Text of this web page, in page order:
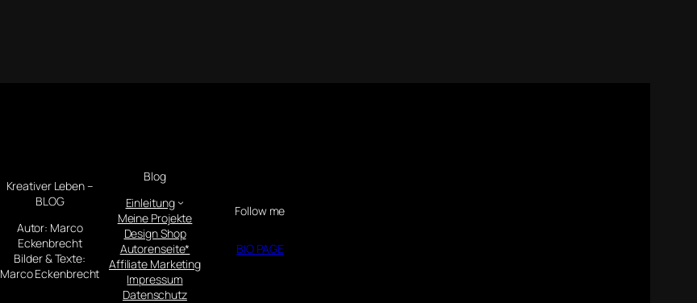
Kreativer Leben –
BLOG
Autor: Marco
Eckenbrecht
Bilder & Texte:
Marco Eckenbrecht
Blog
Einleitung
Meine Projekte
Design Shop
Autorenseite*
Affiliate Marketing
Impressum
Datenschutz
Follow me
BIO PAGE